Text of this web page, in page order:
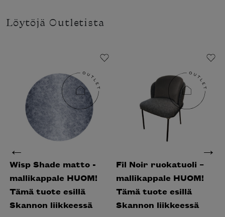
Löytöjä Outletista
Wisp Shade matto -
mallikappale HUOM!
Tämä tuote esillä
Skannon liikkeessä
Fil Noir ruokatuoli –
mallikappale HUOM!
Tämä tuote esillä
Skannon liikkeessä